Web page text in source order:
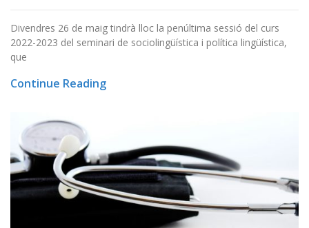
Divendres 26 de maig tindrà lloc la penúltima sessió del curs
2022-2023 del seminari de sociolingüística i política lingüística,
que
Continue Reading